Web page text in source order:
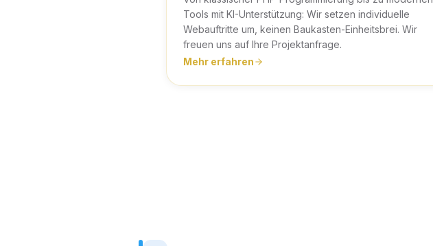
Tools mit KI-Unterstützung: Wir setzen individuelle
Webauftritte um, keinen Baukasten-Einheitsbrei. Wir
freuen uns auf Ihre Projektanfrage.
Mehr erfahren